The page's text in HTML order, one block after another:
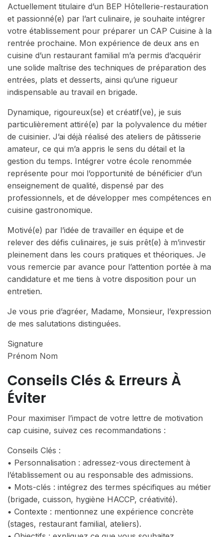
Actuellement titulaire d’un BEP Hôtellerie-restauration
et passionné(e) par l’art culinaire, je souhaite intégrer
votre établissement pour préparer un CAP Cuisine à la
rentrée prochaine. Mon expérience de deux ans en
cuisine d’un restaurant familial m’a permis d’acquérir
une solide maîtrise des techniques de préparation des
entrées, plats et desserts, ainsi qu’une rigueur
indispensable au travail en brigade.
Dynamique, rigoureux(se) et créatif(ve), je suis
particulièrement attiré(e) par la polyvalence du métier
de cuisinier. J’ai déjà réalisé des ateliers de pâtisserie
amateur, ce qui m’a appris le sens du détail et la
gestion du temps. Intégrer votre école renommée
représente pour moi l’opportunité de bénéficier d’un
enseignement de qualité, dispensé par des
professionnels, et de développer mes compétences en
cuisine gastronomique.
Motivé(e) par l’idée de travailler en équipe et de
relever des défis culinaires, je suis prêt(e) à m’investir
pleinement dans les cours pratiques et théoriques. Je
vous remercie par avance pour l’attention portée à ma
candidature et me tiens à votre disposition pour un
entretien.
Je vous prie d’agréer, Madame, Monsieur, l’expression
de mes salutations distinguées.
Signature
Prénom Nom
Conseils Clés & Erreurs À
Éviter
Pour maximiser l’impact de votre lettre de motivation
cap cuisine, suivez ces recommandations :
Conseils Clés :
• Personnalisation : adressez-vous directement à
l’établissement ou au responsable des admissions.
• Mots-clés : intégrez des termes spécifiques au métier
(brigade, cuisson, hygiène HACCP, créativité).
• Contexte : mentionnez une expérience concrète
(stages, restaurant familial, ateliers).